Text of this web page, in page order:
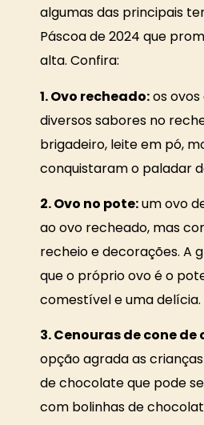
algumas das principais
Páscoa de 2024 que
alta. Confira:
1. Ovo recheado:os
diversos sabores no
brigadeiro, leite em pó,
conquistaram o paladar
2. Ovo no pote:um ovo
ao ovo recheado, mas
recheio e decorações. A
que o próprio ovo é o
comestível e uma delícia.
3. Cenouras de cone
opção agrada as
de chocolate que pode
com bolinhas de